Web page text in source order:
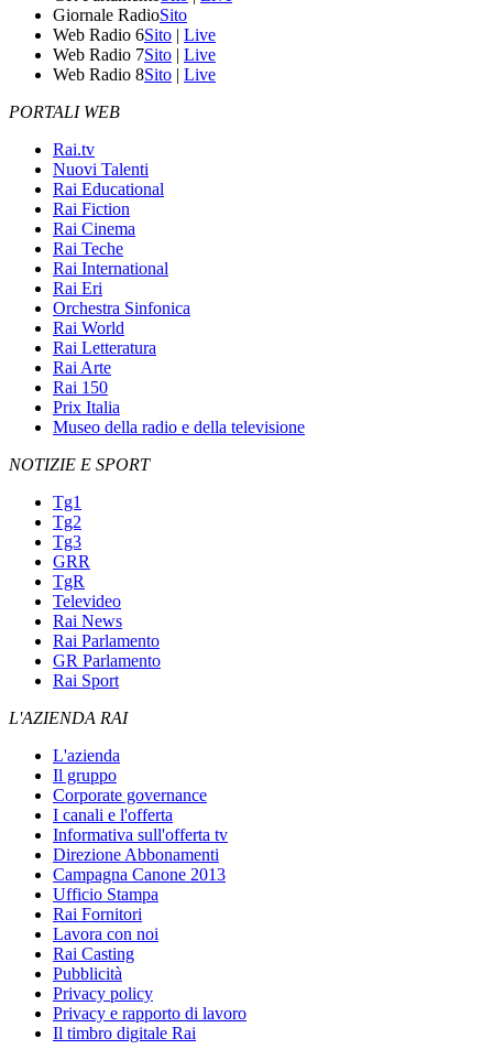
Giornale RadioSito
Web Radio 6Sito | Live
Web Radio 7Sito | Live
Web Radio 8Sito | Live
PORTALI WEB
Rai.tv
Nuovi Talenti
Rai Educational
Rai Fiction
Rai Cinema
Rai Teche
Rai International
Rai Eri
Orchestra Sinfonica
Rai World
Rai Letteratura
Rai Arte
Rai 150
Prix Italia
Museo della radio e della televisione
NOTIZIE E SPORT
Tg1
Tg2
Tg3
GRR
TgR
Televideo
Rai News
Rai Parlamento
GR Parlamento
Rai Sport
L'AZIENDA RAI
L'azienda
Il gruppo
Corporate governance
I canali e l'offerta
Informativa sull'offerta tv
Direzione Abbonamenti
Campagna Canone 2013
Ufficio Stampa
Rai Fornitori
Lavora con noi
Rai Casting
Pubblicità
Privacy policy
Privacy e rapporto di lavoro
Il timbro digitale Rai